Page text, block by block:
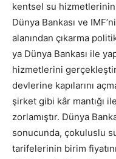
kentsel su
Dünya Bankası ve
alanından çıkarma
ya Dünya Bankası ile
hizmetlerini
devlerine kapılarını
şirket gibi kâr mantığı
zorlamıştır. Dünya
sonucunda, çokuluslu
tarifelerinin birim